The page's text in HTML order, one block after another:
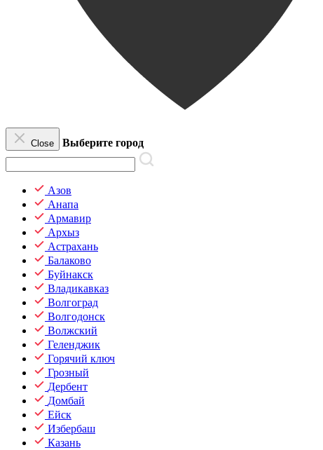
Close Выберите город
Азов
Анапа
Армавир
Архыз
Астрахань
Балаково
Буйнакск
Владикавказ
Волгоград
Волгодонск
Волжский
Геленджик
Горячий ключ
Грозный
Дербент
Домбай
Ейск
Избербаш
Казань